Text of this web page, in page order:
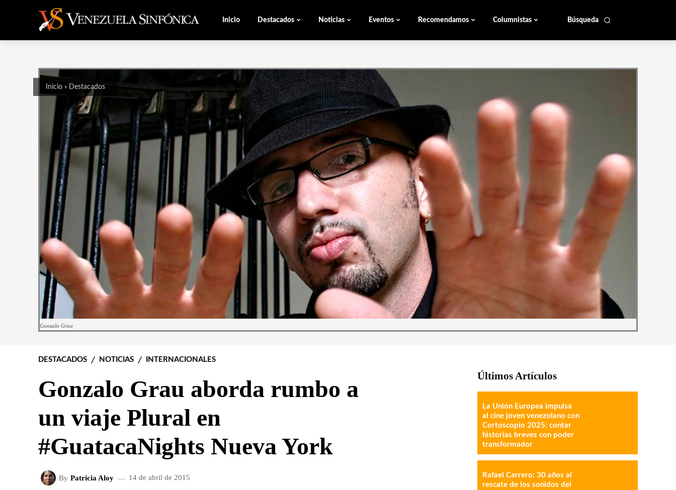
Búsqueda
Inicio Destacados Noticias Eventos Recomendamos Columnistas
Inicio Destacados
Gonzalo Grau
DESTACADOS NOTICIAS INTERNACIONALES
Gonzalo Grau aborda rumbo a
un viaje Plural en
#GuatacaNights Nueva York
By Patricia Aloy 14 de abril de 2015
Últimos Artículos
La Unión Europea impulsa
al cine joven venezolano con
Cortoscopio 2025: contar
historias breves con poder
transformador
Rafael Carrero: 30 años al
rescate de los sonidos del